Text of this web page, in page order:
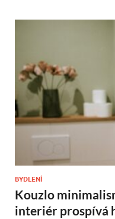
BYDLENÍ
Kouzlo
interiér prospívá